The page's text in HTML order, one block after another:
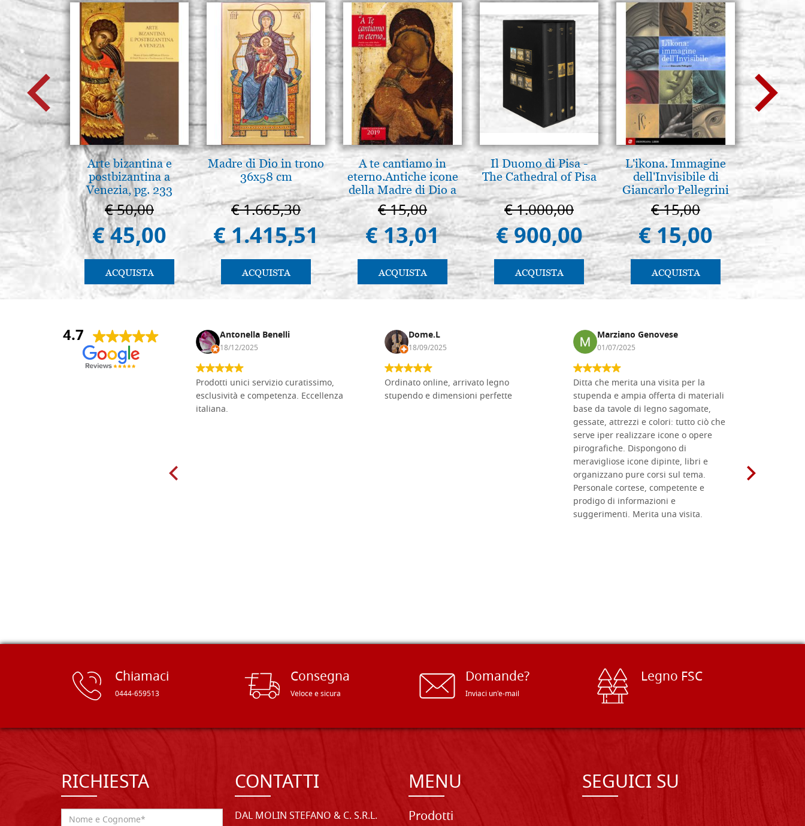
Arte bizantina e
postbizantina a
Venezia, pg. 233
€ 50,00
€ 45,00
ACQUISTA
Madre di Dio in trono
36x58 cm
€ 1.665,30
€ 1.415,51
ACQUISTA
A te cantiamo in
eterno.Antiche icone
della Madre di Dio a
Vladimir e Suzdal
(libro-cal. 2019)
€ 15,00
€ 13,01
ACQUISTA
Il Duomo di Pisa -
The Cathedral of Pisa
€ 1.000,00
€ 900,00
ACQUISTA
L'ikona. Immagine
dell'Invisibile di
Giancarlo Pellegrini
€ 15,00
€ 15,00
ACQUISTA
Luce
€
4.7
Andrea Monguzzi Antonella Benelli
18/12/2025
Prodotti unici servizio curatissimo,
esclusività e competenza. Eccellenza
italiana.
Dome.L
18/09/2025
Ordinato online, arrivato legno
stupendo e dimensioni perfette
Marziano Genovese
01/07/2025
Ditta che merita una visita per la
stupenda e ampia offerta di materiali
base da tavole di legno sagomate,
gessate, attrezzi e colori: tutto ciò che
serve iper realizzare icone o opere
pirografiche. Dispongono di
meravigliose icone dipinte, libri e
organizzano pure corsi sul tema.
Personale cortese, competente e
prodigo di informazioni e
suggerimenti. Merita una visita.
Chiamaci
0444-659513
Consegna
Veloce e sicura
Domande?
Inviaci un'e-mail
Legno FSC
RICHIESTA CONTATTI
DAL MOLIN STEFANO & C. S.R.L.
MENU
Prodotti
SEGUICI SU